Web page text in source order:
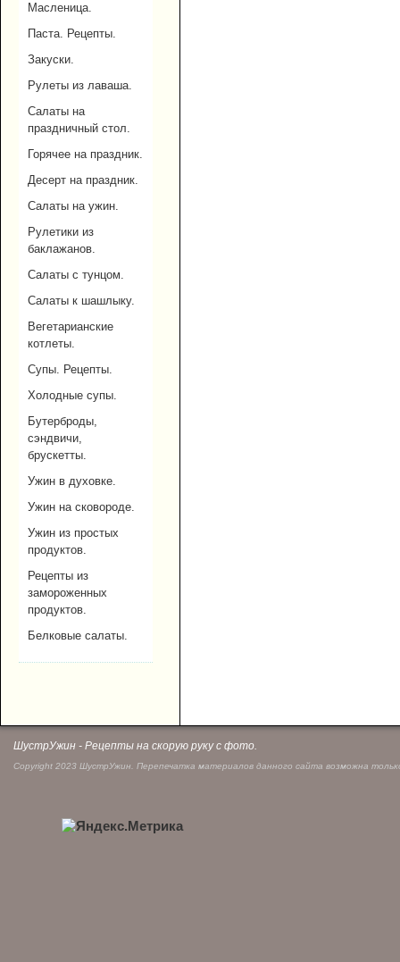
Масленица.
Паста. Рецепты.
Закуски.
Рулеты из лаваша.
Салаты на
праздничный стол.
Горячее на праздник.
Десерт на праздник.
Салаты на ужин.
Рулетики из
баклажанов.
Салаты с тунцом.
Салаты к шашлыку.
Вегетарианские
котлеты.
Супы. Рецепты.
Холодные супы.
Бутерброды,
сэндвичи,
брускетты.
Ужин в духовке.
Ужин на сковороде.
Ужин из простых
продуктов.
Рецепты из
замороженных
продуктов.
Белковые салаты.
ШустрУжин - Рецепты на скорую руку с фото.
Copyright 2023 ШустрУжин. Перепечатка материалов данного сайта возможна